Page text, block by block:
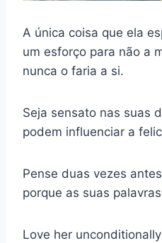
A única coisa que ela
um esforço para não a
nunca o faria a si.
Seja sensato nas suas
podem influenciar a
Pense duas vezes
porque as suas
Love her